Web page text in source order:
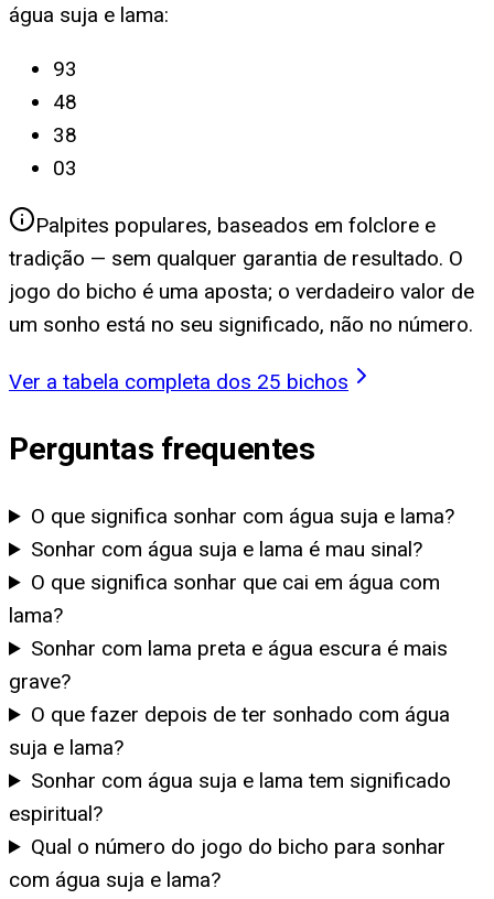
água suja e lama:
93
48
38
03
Palpites populares, baseados em folclore e
tradição — sem qualquer garantia de resultado. O
jogo do bicho é uma aposta; o verdadeiro valor de
um sonho está no seu significado, não no número.
Ver a tabela completa dos 25 bichos
Perguntas frequentes
O que significa sonhar com água suja e lama?
Sonhar com água suja e lama é mau sinal?
O que significa sonhar que cai em água com
lama?
Sonhar com lama preta e água escura é mais
grave?
O que fazer depois de ter sonhado com água
suja e lama?
Sonhar com água suja e lama tem significado
espiritual?
Qual o número do jogo do bicho para sonhar
com água suja e lama?